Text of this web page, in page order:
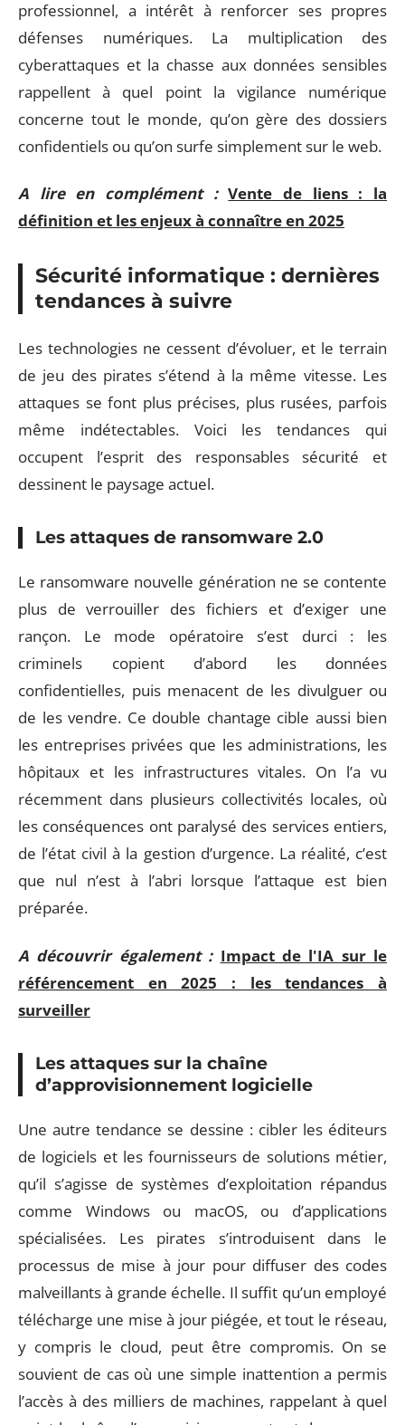
professionnel, a intérêt à renforcer ses propres
défenses numériques. La multiplication des
cyberattaques et la chasse aux données sensibles
rappellent à quel point la vigilance numérique
concerne tout le monde, qu’on gère des dossiers
confidentiels ou qu’on surfe simplement sur le web.
A lire en complément : Vente de liens : la
définition et les enjeux à connaître en 2025
Sécurité informatique : dernières
tendances à suivre
Les technologies ne cessent d’évoluer, et le terrain
de jeu des pirates s’étend à la même vitesse. Les
attaques se font plus précises, plus rusées, parfois
même indétectables. Voici les tendances qui
occupent l’esprit des responsables sécurité et
dessinent le paysage actuel.
Les attaques de ransomware 2.0
Le ransomware nouvelle génération ne se contente
plus de verrouiller des fichiers et d’exiger une
rançon. Le mode opératoire s’est durci : les
criminels copient d’abord les données
confidentielles, puis menacent de les divulguer ou
de les vendre. Ce double chantage cible aussi bien
les entreprises privées que les administrations, les
hôpitaux et les infrastructures vitales. On l’a vu
récemment dans plusieurs collectivités locales, où
les conséquences ont paralysé des services entiers,
de l’état civil à la gestion d’urgence. La réalité, c’est
que nul n’est à l’abri lorsque l’attaque est bien
préparée.
A découvrir également : Impact de l'IA sur le
référencement en 2025 : les tendances à
surveiller
Les attaques sur la chaîne
d’approvisionnement logicielle
Une autre tendance se dessine : cibler les éditeurs
de logiciels et les fournisseurs de solutions métier,
qu’il s’agisse de systèmes d’exploitation répandus
comme Windows ou macOS, ou d’applications
spécialisées. Les pirates s’introduisent dans le
processus de mise à jour pour diffuser des codes
malveillants à grande échelle. Il suffit qu’un employé
télécharge une mise à jour piégée, et tout le réseau,
y compris le cloud, peut être compromis. On se
souvient de cas où une simple inattention a permis
l’accès à des milliers de machines, rappelant à quel